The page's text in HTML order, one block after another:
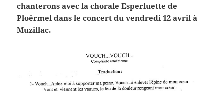
chanterons avec la chorale Esperluette de
Ploërmel dans le concert du vendredi 12 avril à
Muzillac.